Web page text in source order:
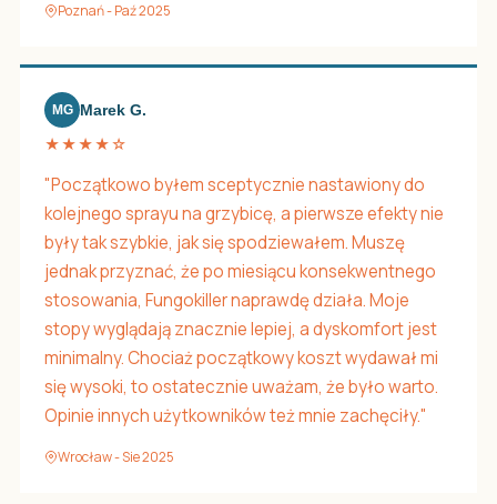
Poznań - Paź 2025
MG Marek G.
★★★★☆
"Początkowo byłem sceptycznie nastawiony do
kolejnego sprayu na grzybicę, a pierwsze efekty nie
były tak szybkie, jak się spodziewałem. Muszę
jednak przyznać, że po miesiącu konsekwentnego
stosowania, Fungokiller naprawdę działa. Moje
stopy wyglądają znacznie lepiej, a dyskomfort jest
minimalny. Chociaż początkowy koszt wydawał mi
się wysoki, to ostatecznie uważam, że było warto.
Opinie innych użytkowników też mnie zachęciły."
Wrocław - Sie 2025